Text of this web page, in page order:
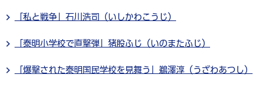
「私と戦争」石川浩司（いしかわこうじ）
「泰明小学校で直撃弾」猪股ふじ（いのまたふじ）
「爆撃された泰明国民学校を見舞う」鵜澤淳（うざわあつし）